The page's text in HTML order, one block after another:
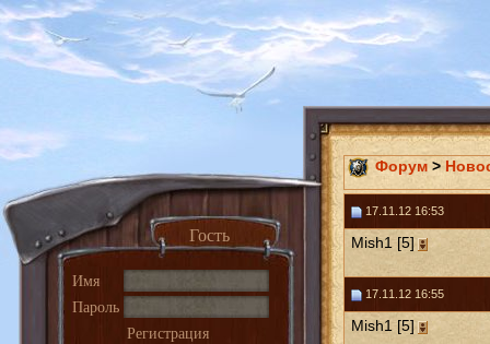
Гость
Имя
Пароль
Регистрация
Форум >
17.11.12 16:53
Mish1 [5]
17.11.12 16:55
Mish1 [5]